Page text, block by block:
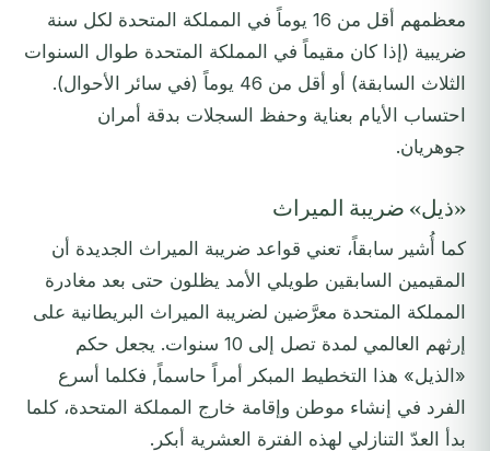
معظمهم أقل من 16 يوماً في المملكة المتحدة لكل سنة
ضريبية (إذا كان مقيماً في المملكة المتحدة طوال السنوات
الثلاث السابقة) أو أقل من 46 يوماً (في سائر الأحوال).
احتساب الأيام بعناية وحفظ السجلات بدقة أمران
جوهريان.
«ذيل» ضريبة الميراث
كما أُشير سابقاً، تعني قواعد ضريبة الميراث الجديدة أن
المقيمين السابقين طويلي الأمد يظلون حتى بعد مغادرة
المملكة المتحدة معرَّضين لضريبة الميراث البريطانية على
إرثهم العالمي لمدة تصل إلى 10 سنوات. يجعل حكم
«الذيل» هذا التخطيط المبكر أمراً حاسماً, فكلما أسرع
الفرد في إنشاء موطن وإقامة خارج المملكة المتحدة، كلما
بدأ العدّ التنازلي لهذه الفترة العشرية أبكر.